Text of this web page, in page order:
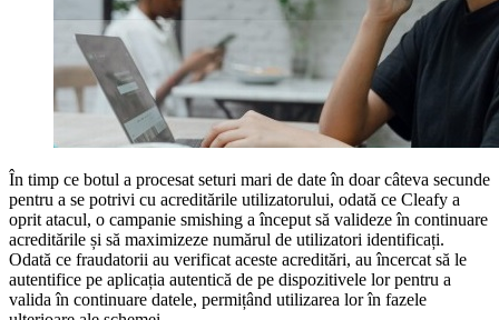
În timp ce botul a procesat seturi mari de date în doar câteva secunde
pentru a se potrivi cu acreditările utilizatorului, odată ce Cleafy a
oprit atacul, o campanie smishing a început să valideze în continuare
acreditările și să maximizeze numărul de utilizatori identificați.
Odată ce fraudatorii au verificat aceste acreditări, au încercat să le
autentifice pe aplicația autentică de pe dispozitivele lor pentru a
valida în continuare datele, permițând utilizarea lor în fazele